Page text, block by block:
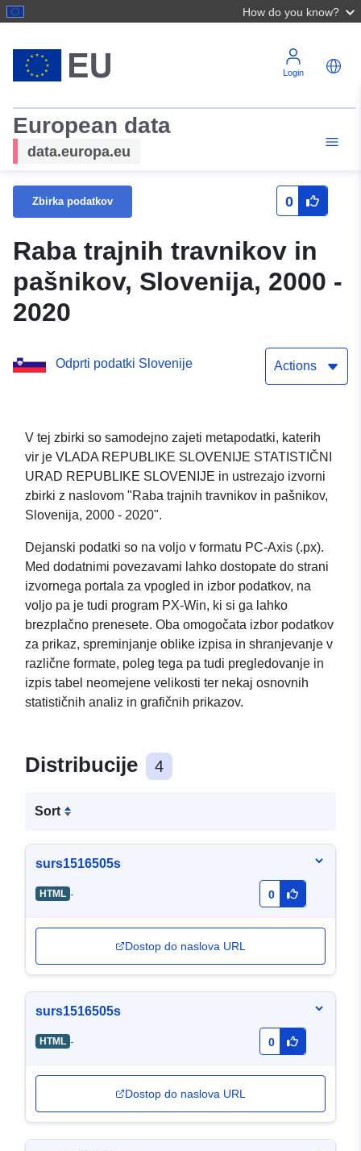
How do you know?
Login
European data
data.europa.eu
Zbirka podatkov 0
Raba trajnih travnikov in
pašnikov, Slovenija, 2000 -
2020
Odprti podatki Slovenije Actions
V tej zbirki so samodejno zajeti metapodatki, katerih
vir je VLADA REPUBLIKE SLOVENIJE STATISTIČNI
URAD REPUBLIKE SLOVENIJE in ustrezajo izvorni
zbirki z naslovom "Raba trajnih travnikov in pašnikov,
Slovenija, 2000 - 2020".
Dejanski podatki so na voljo v formatu PC-Axis (.px).
Med dodatnimi povezavami lahko dostopate do strani
izvornega portala za vpogled in izbor podatkov, na
voljo pa je tudi program PX-Win, ki si ga lahko
brezplačno prenesete. Oba omogočata izbor podatkov
za prikaz, spreminjanje oblike izpisa in shranjevanje v
različne formate, poleg tega pa tudi pregledovanje in
izpis tabel neomejene velikosti ter nekaj osnovnih
statističnih analiz in grafičnih prikazov.
Distribucije 4
Sort
surs1516505s
HTML - 0
Dostop do naslova URL
surs1516505s
HTML - 0
Dostop do naslova URL